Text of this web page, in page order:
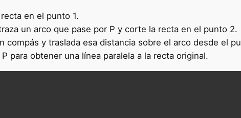
en el punto 1.
un arco que pase por P y corte la recta en el punto 2.
compás y traslada esa distancia sobre el arco desde el
para obtener una línea paralela a la recta original.